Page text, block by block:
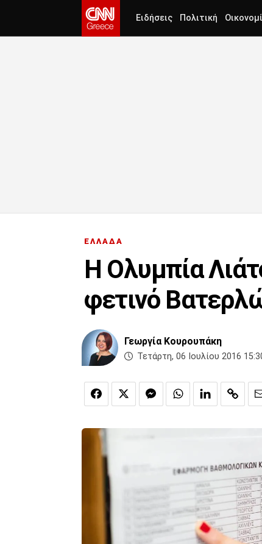
Ειδήσεις Πολιτική
ΕΛΛΑΔΑ
Η Ολυμπία
φετινό
Γεωργία Κουρουπάκη
Τετάρτη, 06 Ιουλίου 2016